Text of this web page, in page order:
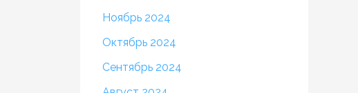
Ноябрь 2024
Октябрь 2024
Сентябрь 2024